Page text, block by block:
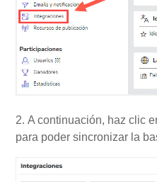
2. A continuación, haz clic
para poder sincronizar la